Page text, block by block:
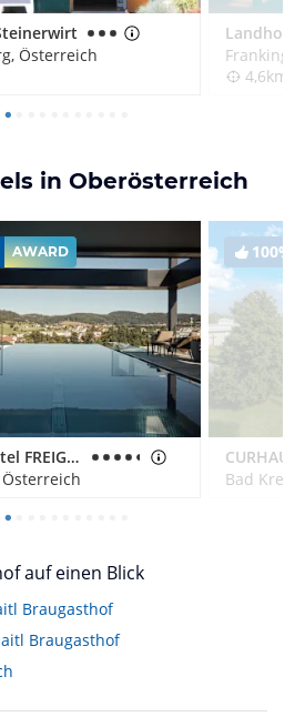
Österreich
Franking,
4,6km
in Oberösterreich
AWARD
Impulshotel FREIGOLD
100%
Bad
auf einen Blick
Braugasthof
Braugasthof